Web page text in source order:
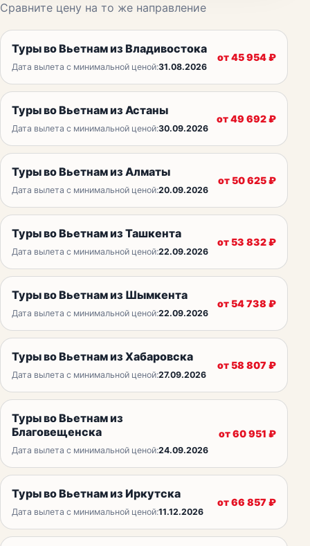
Сравните цену на то же направление
Туры во Вьетнам из Владивостока
Дата вылета с минимальной ценой:31.08.2026
от45 954₽
Туры во Вьетнам из Астаны
Дата вылета с минимальной ценой:30.09.2026
от49 692₽
Туры во Вьетнам из Алматы
Дата вылета с минимальной ценой:20.09.2026
от50 625₽
Туры во Вьетнам из Ташкента
Дата вылета с минимальной ценой:22.09.2026
от53 832₽
Туры во Вьетнам из Шымкента
Дата вылета с минимальной ценой:22.09.2026
от54 738 ₽
Туры во Вьетнам из Хабаровска
Дата вылета с минимальной ценой:27.09.2026
от58 807 ₽
Туры во Вьетнам из
Благовещенска
Дата вылета с минимальной ценой:24.09.2026
от60 951 ₽
Туры во Вьетнам из Иркутска
Дата вылета с минимальной ценой:11.12.2026
от66 857 ₽